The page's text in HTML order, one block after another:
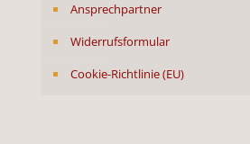
Ansprechpartner
Widerrufsformular
Cookie-Richtlinie (EU)